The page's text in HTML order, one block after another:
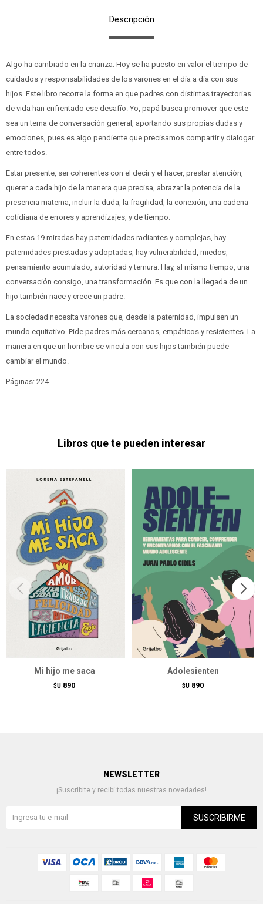
Descripción
Algo ha cambiado en la crianza. Hoy se ha puesto en valor el tiempo de
cuidados y responsabilidades de los varones en el día a día con sus
hijos. Este libro recorre la forma en que padres con distintas trayectorias
de vida han enfrentado ese desafío. Yo, papá busca promover que este
sea un tema de conversación general, aportando sus propias dudas y
emociones, pues es algo pendiente que precisamos compartir y dialogar
entre todos.
Estar presente, ser coherentes con el decir y el hacer, prestar atención,
querer a cada hijo de la manera que precisa, abrazar la potencia de la
presencia materna, incluir la duda, la fragilidad, la conexión, una cadena
cotidiana de errores y aprendizajes, y de tiempo.
En estas 19 miradas hay paternidades radiantes y complejas, hay
paternidades prestadas y adoptadas, hay vulnerabilidad, miedos,
pensamiento acumulado, autoridad y ternura. Hay, al mismo tiempo, una
conversación consigo, una transformación. Es que con la llegada de un
hijo también nace y crece un padre.
La sociedad necesita varones que, desde la paternidad, impulsen un
mundo equitativo. Pide padres más cercanos, empáticos y resistentes. La
manera en que un hombre se vincula con sus hijos también puede
cambiar el mundo.
Páginas: 224
Libros que te pueden interesar
Mi hijo me saca
$U 890
Adolesienten
$U 890
NEWSLETTER
¡Suscribite y recibí todas nuestras novedades!
SUSCRIBIRME